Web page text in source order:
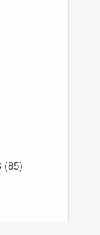
(85)